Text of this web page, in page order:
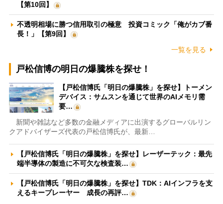
【第10回】
不透明相場に勝つ信用取引の極意 投資コミック「俺がカブ番
長！」【第9回】
一覧を見る
戸松信博の明日の爆騰株を探せ！
【戸松信博氏「明日の爆騰株」を探せ】トーメン
デバイス：サムスンを通じて世界のAIメモリ需
要…
新聞や雑誌など多数の金融メディアに出演するグローバルリン
クアドバイザーズ代表の戸松信博氏が、最新…
【戸松信博氏「明日の爆騰株」を探せ】レーザーテック：最先
端半導体の製造に不可欠な検査装…
【戸松信博氏「明日の爆騰株」を探せ】TDK：AIインフラを支
えるキープレーヤー 成長の再評…